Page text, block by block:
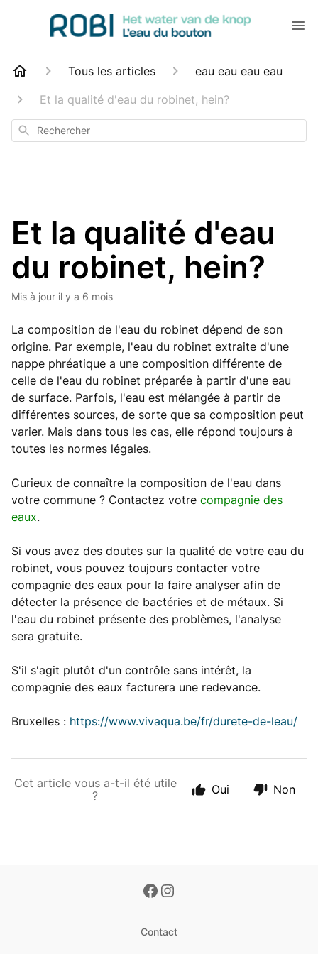
Tous les articles
eau eau eau eau
Et la qualité d'eau du robinet, hein?
Rechercher
Et la qualité d'eau
du robinet, hein?
Mis à jour il y a 6 mois
La composition de l'eau du robinet dépend de son
origine. Par exemple, l'eau du robinet extraite d'une
nappe phréatique a une composition différente de
celle de l'eau du robinet préparée à partir d'une eau
de surface. Parfois, l'eau est mélangée à partir de
différentes sources, de sorte que sa composition peut
varier. Mais dans tous les cas, elle répond toujours à
toutes les normes légales.
Curieux de connaître la composition de l'eau dans
votre commune ? Contactez votre compagnie des
eaux.
Si vous avez des doutes sur la qualité de votre eau du
robinet, vous pouvez toujours contacter votre
compagnie des eaux pour la faire analyser afin de
détecter la présence de bactéries et de métaux. Si
l'eau du robinet présente des problèmes, l'analyse
sera gratuite.
S'il s'agit plutôt d'un contrôle sans intérêt, la
compagnie des eaux facturera une redevance.
Bruxelles : https://www.vivaqua.be/fr/durete-de-leau/
Cet article vous a-t-il été utile
?
Oui Non
Contact